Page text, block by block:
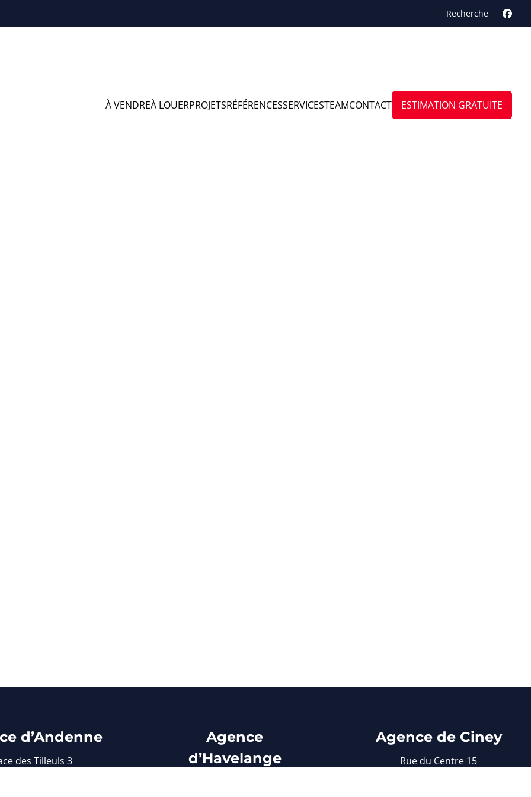
Recherche
À VENDREÀ LOUERPROJETSRÉFÉRENCESSERVICESTEAMCONTACT ESTIMATION GRATUITE
d’Andenne
des Tilleuls 3
Agence
d’Havelange
Agence de Ciney
Rue du Centre 15